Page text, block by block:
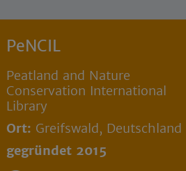
PeNCIL
Peatland and Nature
Conservation International
Library
Ort: Greifswald, Deutschland
gegründet 2015